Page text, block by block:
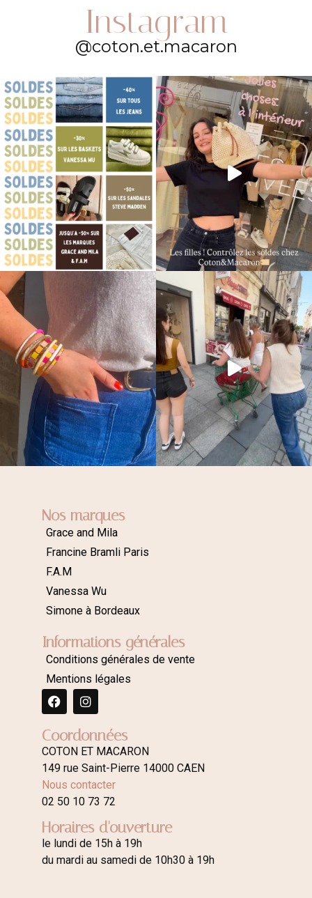
Instagram
@coton.et.macaron
Nos marques
Grace and Mila
Francine Bramli Paris
F.A.M
Vanessa Wu
Simone à Bordeaux
Informations générales
Conditions générales de vente
Mentions légales
Coordonnées
COTON ET MACARON
149 rue Saint-Pierre 14000 CAEN
Nous contacter
02 50 10 73 72
Horaires d'ouverture
le lundi de 15h à 19h
du mardi au samedi de 10h30 à 19h